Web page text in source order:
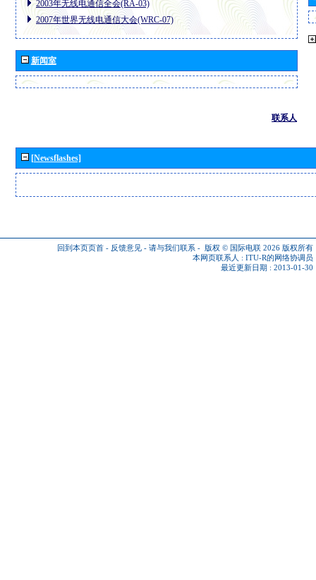
2003年无线电通信全会(RA-03)
2007年世界无线电通信大会(WRC-07)
新闻室
联系人
[Newsflashes]
回到本页页首 - 反馈意见 - 请与我们联系 - 版权 © 国际电联 2026 版权所有
本网页联系人 : ITU-R的网络协调员
最近更新日期 : 2013-01-30